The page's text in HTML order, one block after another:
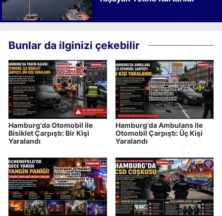
Bunlar da ilginizi çekebilir
Hamburg'da Otomobil ile
Bisiklet Çarpıştı: Bir Kişi
Yaralandı
Hamburg'da Ambulans ile
Otomobil Çarpıştı: Üç Kişi
Yaralandı